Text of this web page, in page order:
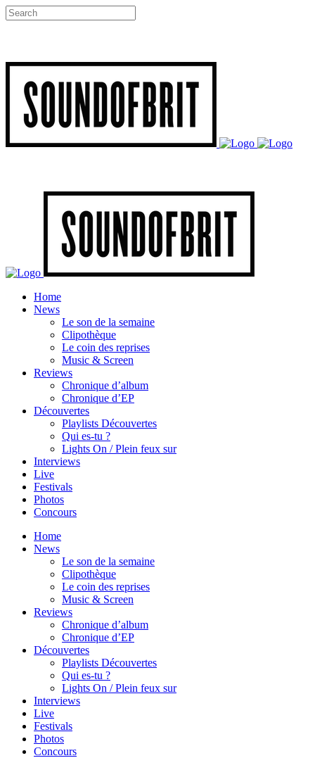
Home
News
Le son de la semaine
Clipothèque
Le coin des reprises
Music & Screen
Reviews
Chronique d’album
Chronique d’EP
Découvertes
Playlists Découvertes
Qui es-tu ?
Lights On / Plein feux sur
Interviews
Live
Festivals
Photos
Concours
Home
News
Le son de la semaine
Clipothèque
Le coin des reprises
Music & Screen
Reviews
Chronique d’album
Chronique d’EP
Découvertes
Playlists Découvertes
Qui es-tu ?
Lights On / Plein feux sur
Interviews
Live
Festivals
Photos
Concours